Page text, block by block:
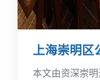
上海崇明区
本文由资深崇